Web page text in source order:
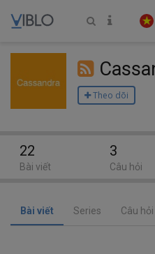
Theo dõi
Bài viết Series Câu hỏi
22
Bài viết
3
Câu hỏi